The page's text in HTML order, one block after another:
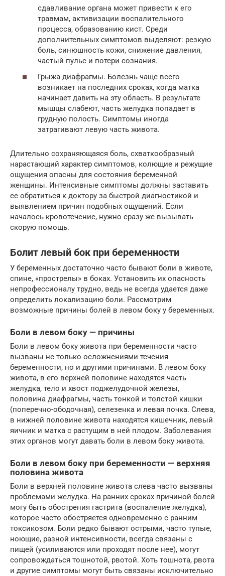
сдавливание органа может привести к его
травмам, активизации воспалительного
процесса, образованию кист. Среди
дополнительных симптомов выделяют: резкую
боль, синюшность кожи, снижение давления,
частый пульс и потери сознания.
Грыжа диафрагмы. Болезнь чаще всего
возникает на последних сроках, когда матка
начинает давить на эту область. В результате
мышцы слабеют, часть желудка попадает в
грудную полость. Симптомы иногда
затрагивают левую часть живота.
Длительно сохраняющаяся боль, схваткообразный
нарастающий характер симптомов, колющие и режущие
ощущения опасны для состояния беременной
женщины. Интенсивные симптомы должны заставить
ее обратиться к доктору за быстрой диагностикой и
выявлением причин подобных ощущений. Если
началось кровотечение, нужно сразу же вызывать
скорую помощь.
Болит левый бок при беременности
У беременных достаточно часто бывают боли в животе,
спине, «прострелы» в боках. Установить их опасность
непрофессионалу трудно, ведь не всегда удается даже
определить локализацию боли. Рассмотрим
возможные причины болей в левом боку у беременных.
Боли в левом боку — причины
Боли в левом боку живота при беременности часто
вызваны не только осложнениями течения
беременности, но и другими причинами. В левом боку
живота, в его верхней половине находятся часть
желудка, тело и хвост поджелудочной железы,
половина диафрагмы, часть тонкой и толстой кишки
(поперечно-ободочная), селезенка и левая почка. Слева,
в нижней половине живота находятся кишечник, левый
яичник и матка с растущим в ней плодом. Заболевания
этих органов могут давать боли в левом боку живота.
Боли в левом боку при беременности — верхняя
половина живота
Боли в верхней половине живота слева часто вызваны
проблемами желудка. На ранних сроках причиной болей
могу быть обострения гастрита (воспаление желудка),
которое часто обостряется одновременно с ранним
токсикозом. Боли редко бывают острыми, часто тупые,
ноющие, разной интенсивности, всегда связаны с
пищей (усиливаются или проходят после нее), могут
сопровождаться тошнотой, рвотой. Хоть тошнота, рвота
и другие симптомы могут быть связаны исключительно